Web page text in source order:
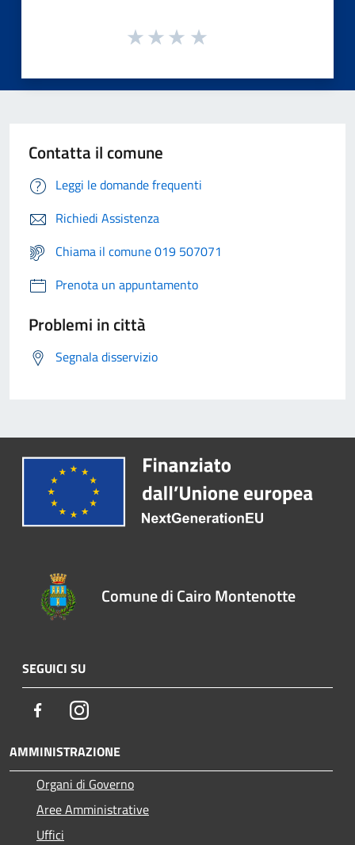
Contatta il comune
Leggi le domande frequenti
Richiedi Assistenza
Chiama il comune 019 507071
Prenota un appuntamento
Problemi in città
Segnala disservizio
Comune di Cairo Montenotte
SEGUICI SU
FacebookInstagram
AMMINISTRAZIONE
Organi di Governo
Aree Amministrative
Uffici